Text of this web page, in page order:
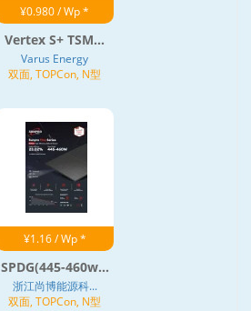
¥0.980 / Wp *
Vertex S+ TSM...
Varus Energy
双面, TOPCon, N型
¥1.16 / Wp *
SPDG(445-460w...
浙江尚博能源科...
双面, TOPCon, N型